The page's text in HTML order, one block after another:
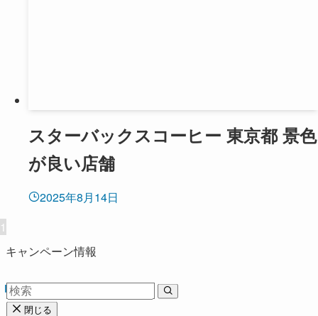
スターバックスコーヒー 東京都 景色
が良い店舗
2025年8月14日
1
キャンペーン情報
閉じる